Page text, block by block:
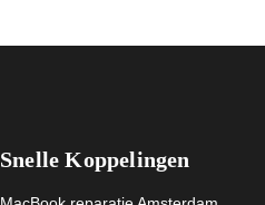
Snelle Koppelingen